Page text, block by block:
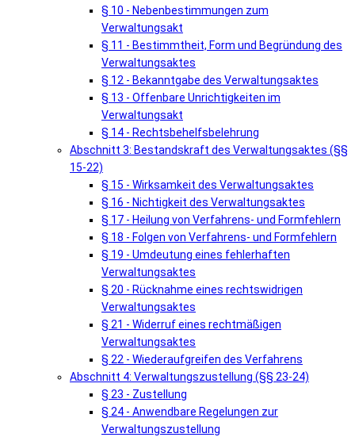
§ 10 - Nebenbestimmungen zum
Verwaltungsakt
§ 11 - Bestimmtheit, Form und Begründung des
Verwaltungsaktes
§ 12 - Bekanntgabe des Verwaltungsaktes
§ 13 - Offenbare Unrichtigkeiten im
Verwaltungsakt
§ 14 - Rechtsbehelfsbelehrung
Abschnitt 3: Bestandskraft des Verwaltungsaktes (§§
15-22)
§ 15 - Wirksamkeit des Verwaltungsaktes
§ 16 - Nichtigkeit des Verwaltungsaktes
§ 17 - Heilung von Verfahrens- und Formfehlern
§ 18 - Folgen von Verfahrens- und Formfehlern
§ 19 - Umdeutung eines fehlerhaften
Verwaltungsaktes
§ 20 - Rücknahme eines rechtswidrigen
Verwaltungsaktes
§ 21 - Widerruf eines rechtmäßigen
Verwaltungsaktes
§ 22 - Wiederaufgreifen des Verfahrens
Abschnitt 4: Verwaltungszustellung (§§ 23-24)
§ 23 - Zustellung
§ 24 - Anwendbare Regelungen zur
Verwaltungszustellung